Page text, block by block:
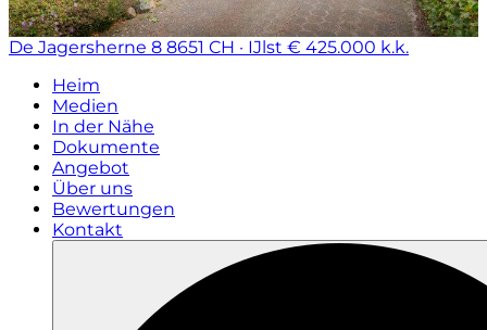
De Jagersherne 8 8651 CH · IJlst € 425.000 k.k.
Heim
Medien
In der Nähe
Dokumente
Angebot
Über uns
Bewertungen
Kontakt